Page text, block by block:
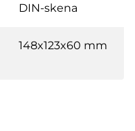
DIN-skena
148x123x60 mm